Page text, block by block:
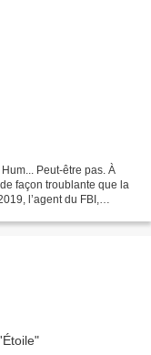
Peut-être pas. À
façon troublante que la
l’agent du FBI,